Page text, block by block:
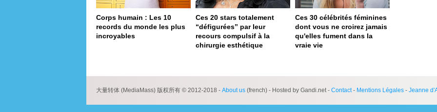
Corps humain : Les 10
records du monde les plus
incroyables
Ces 20 stars totalement
“défigurées” par leur
recours compulsif à la
chirurgie esthétique
Ces 30 célébrités féminines
dont vous ne croirez jamais
qu'elles fument dans la
vraie vie
大量转体 (MediaMass) 版权所有 © 2012-2018 - About us (french) - Hosted by Gandi.net - Contact- Mentions Légales - Jeanne